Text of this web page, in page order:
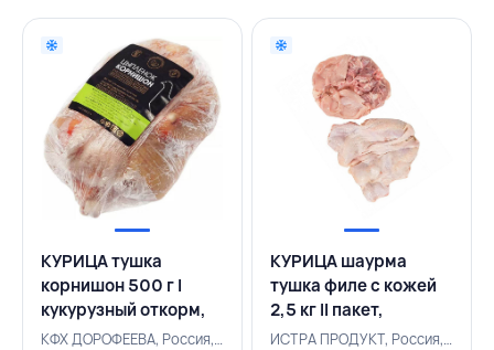
КУРИЦА тушка
корнишон 500 г I
кукурузный откорм,
КФХ ДОРОФЕЕВА,
КФХ ДОРОФЕЕВА, Россия, 111100437
КУРИЦА шаурма
тушка филе с кожей
2,5 кг II пакет,
ИСТРАПРОДУКТ,
ИСТРА ПРОДУКТ, Россия, 111100292